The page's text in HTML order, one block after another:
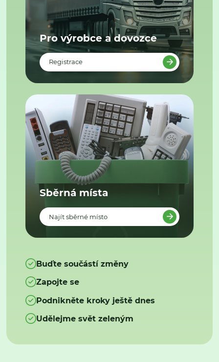
Pro výrobce a dovozce
Registrace
Sběrná místa
Najít sběrné místo
Buďte součástí změny
Zapojte se
Podnikněte kroky ještě dnes
Udělejme svět zeleným